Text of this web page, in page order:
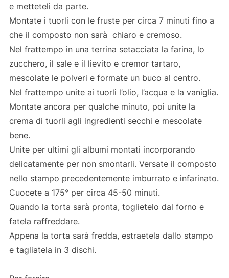
e metteteli da parte.
Montate i tuorli con le fruste per circa 7 minuti fino a
che il composto non sarà chiaro e cremoso.
Nel frattempo in una terrina setacciata la farina, lo
zucchero, il sale e il lievito e cremor tartaro,
mescolate le polveri e formate un buco al centro.
Nel frattempo unite ai tuorli l’olio, l’acqua e la vaniglia.
Montate ancora per qualche minuto, poi unite la
crema di tuorli agli ingredienti secchi e mescolate
bene.
Unite per ultimi gli albumi montati incorporando
delicatamente per non smontarli. Versate il composto
nello stampo precedentemente imburrato e infarinato.
Cuocete a 175° per circa 45-50 minuti.
Quando la torta sarà pronta, toglietelo dal forno e
fatela raffreddare.
Appena la torta sarà fredda, estraetela dallo stampo
e tagliatela in 3 dischi.